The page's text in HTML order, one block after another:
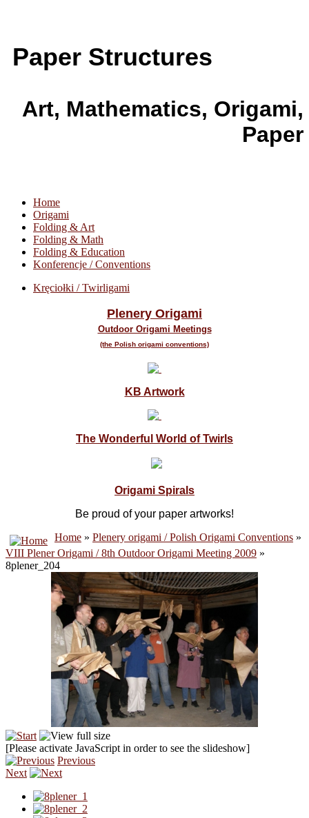
Paper Structures
Art, Mathematics, Origami,
Paper
Home
Origami
Folding & Art
Folding & Math
Folding & Education
Konferencje / Conventions
Kręciołki / Twirligami
Plenery Origami
Outdoor Origami Meetings
(the Polish origami conventions)
KB Artwork
The Wonderful World of Twirls
Origami Spirals
Be proud of your paper artworks!
Home » Plenery origami / Polish Origami Conventions »
VIII Plener Origami / 8th Outdoor Origami Meeting 2009 »
8plener_204
[Please activate JavaScript in order to see the slideshow]
Previous
Next